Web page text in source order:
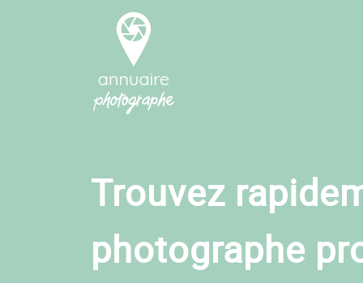
Trouvez
photographe